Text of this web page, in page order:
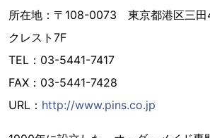
所在地：〒108-0073 東京都港区三
クレスト7F
TEL：03-5441-7417
FAX：03-5441-7428
URL： http://www.pins.co.jp